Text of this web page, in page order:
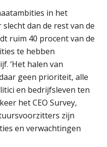
in het
dan de rest van de
ruim 40 procent van de
te hebben
‘Het halen van
geen prioriteit, alle
en bedrijfsleven ten
het CEO Survey,
zijn
en verwachtingen
Exact Online en
“Met Minox Focus wil ik
vastlegging naar
grip op KYC en de Wwft
Daad: “Van wildgroei naar
die iedereen begrijpt”